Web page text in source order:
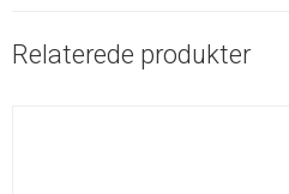
Relaterede produkter